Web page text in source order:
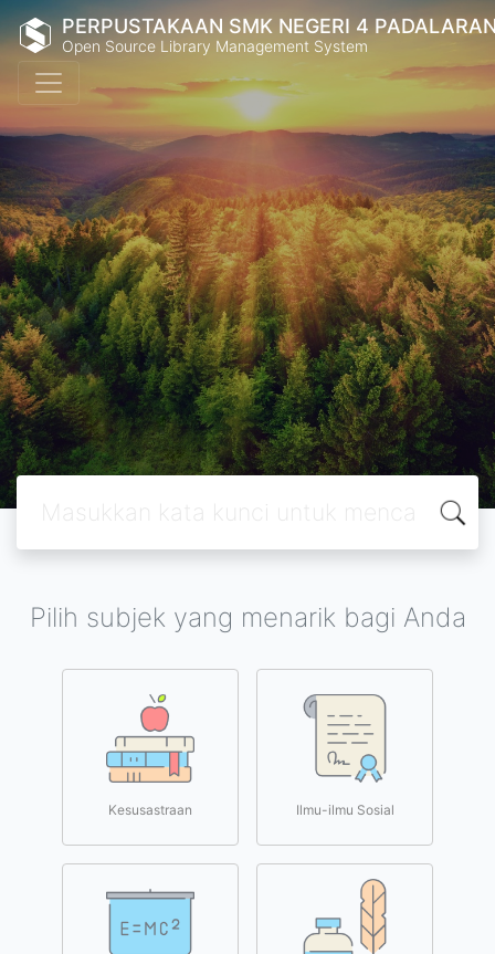
PERPUSTAKAAN SMK NEGERI 4
Open Source Library Management System
Pilih subjek yang menarik bagi Anda
Kesusastraan Ilmu-ilmu Sosial